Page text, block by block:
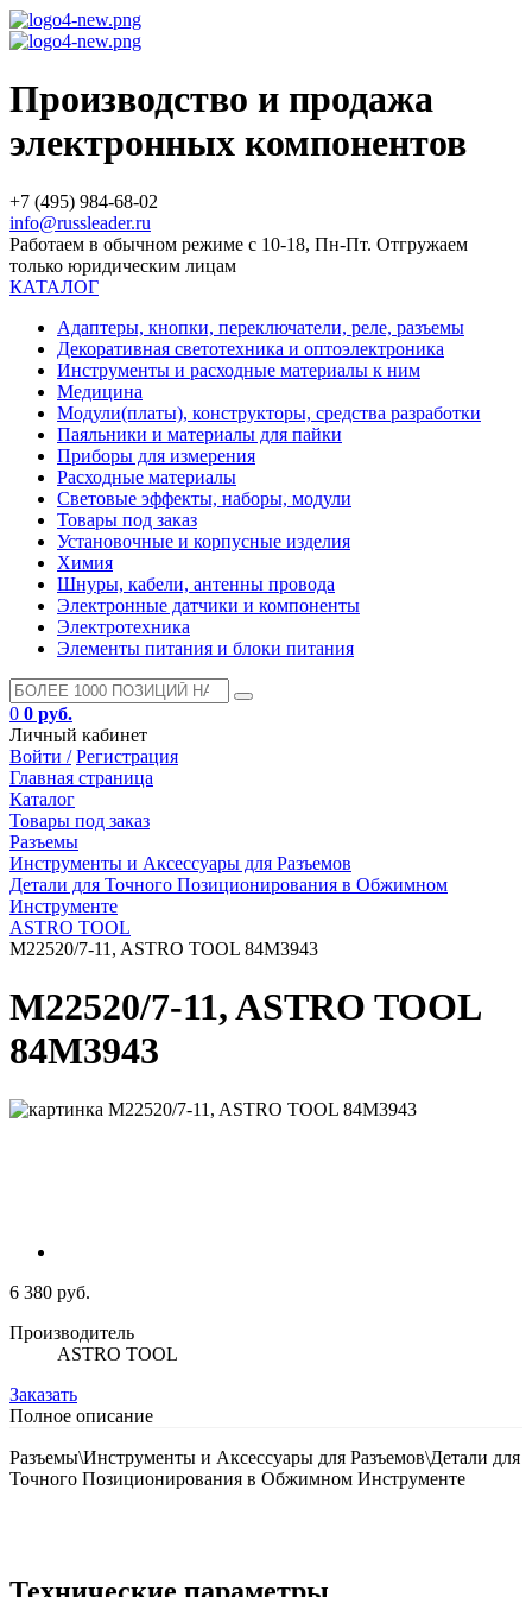
Производство и продажа
электронных компонентов
+7 (495) 984-68-02
info@russleader.ru
Работаем в обычном режиме с 10-18, Пн-Пт. Отгружаем
только юридическим лицам
КАТАЛОГ
Адаптеры, кнопки, переключатели, реле, разъемы
Декоративная светотехника и оптоэлектроника
Инструменты и расходные материалы к ним
Медицина
Модули(платы), конструкторы, средства разработки
Паяльники и материалы для пайки
Приборы для измерения
Расходные материалы
Световые эффекты, наборы, модули
Товары под заказ
Установочные и корпусные изделия
Химия
Шнуры, кабели, антенны провода
Электронные датчики и компоненты
Электротехника
Элементы питания и блоки питания
0 0 руб.
Личный кабинет
Войти / Регистрация
Главная страница
Каталог
Товары под заказ
Разъемы
Инструменты и Аксессуары для Разъемов
Детали для Точного Позиционирования в Обжимном
Инструменте
ASTRO TOOL
M22520/7-11, ASTRO TOOL 84M3943
M22520/7-11, ASTRO TOOL
84M3943
6 380 руб.
Производитель
ASTRO TOOL
Заказать
Полное описание
Разъемы\Инструменты и Аксессуары для Разъемов\Детали для
Точного Позиционирования в Обжимном Инструменте